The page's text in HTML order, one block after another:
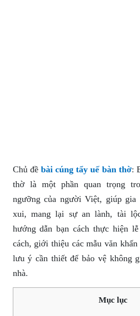
Chủ đề bài cúng tẩy uế bàn thờ:
thờ là một phần quan trọng
ngưỡng của người Việt, giúp gia
xui, mang lại sự an lành, tài
hướng dẫn bạn cách thực hiện
cách, giới thiệu các mẫu văn
lưu ý cần thiết để bảo vệ không
nhà.
Mục lục